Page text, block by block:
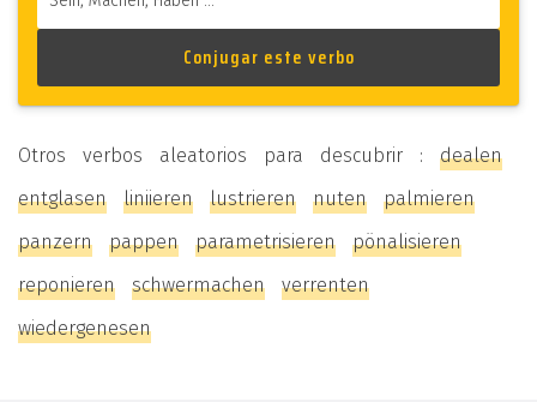
Otros verbos aleatorios para descubrir : dealen
entglasen
liniieren lustrieren nuten
palmieren
panzern
pappen parametrisieren
pönalisieren
reponieren
schwermachen
verrenten
wiedergenesen